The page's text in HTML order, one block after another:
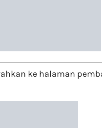
ke halaman